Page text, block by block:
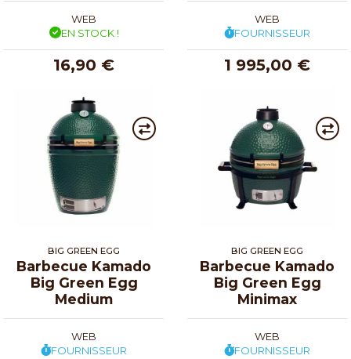
WEB
EN STOCK !
16,90 €
WEB
FOURNISSEUR
1 995,00 €
BIG GREEN EGG
Barbecue Kamado
Big Green Egg
Medium
WEB
FOURNISSEUR
BIG GREEN EGG
Barbecue Kamado
Big Green Egg
Minimax
WEB
FOURNISSEUR